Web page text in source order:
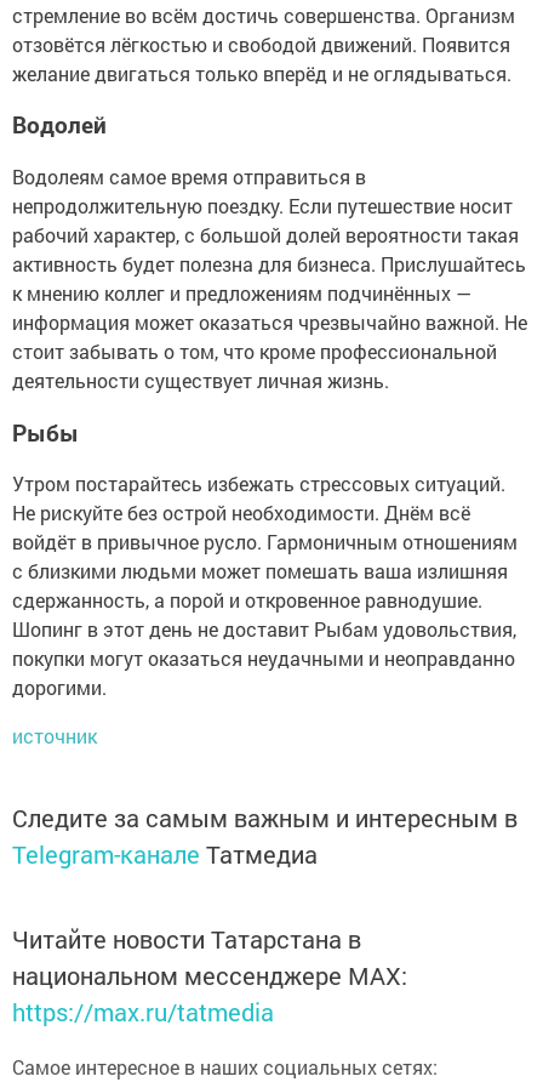
стремление во всём достичь совершенства. Организм
отзовётся лёгкостью и свободой движений. Появится
желание двигаться только вперёд и не оглядываться.
Водолей
Водолеям самое время отправиться в
непродолжительную поездку. Если путешествие носит
рабочий характер, с большой долей вероятности такая
активность будет полезна для бизнеса. Прислушайтесь
к мнению коллег и предложениям подчинённых —
информация может оказаться чрезвычайно важной. Не
стоит забывать о том, что кроме профессиональной
деятельности существует личная жизнь.
Рыбы
Утром постарайтесь избежать стрессовых ситуаций.
Не рискуйте без острой необходимости. Днём всё
войдёт в привычное русло. Гармоничным отношениям
с близкими людьми может помешать ваша излишняя
сдержанность, а порой и откровенное равнодушие.
Шопинг в этот день не доставит Рыбам удовольствия,
покупки могут оказаться неудачными и неоправданно
дорогими.
источник
Следите за самым важным и интересным в
Telegram-канале Татмедиа
Читайте новости Татарстана в
национальном мессенджере MАХ:
https://max.ru/tatmedia
Самое интересное в наших социальных сетях: